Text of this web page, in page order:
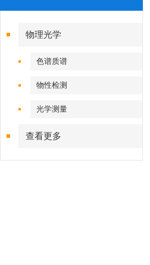
物理光学
色谱质谱
物性检测
光学测量
查看更多